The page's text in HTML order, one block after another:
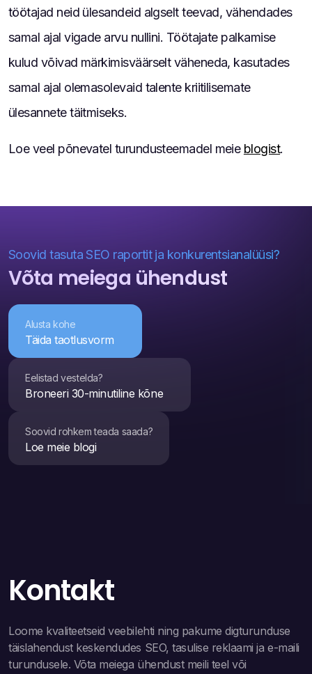
töötajad neid ülesandeid algselt teevad, vähendades
samal ajal vigade arvu nullini. Töötajate palkamise
kulud võivad märkimisväärselt väheneda, kasutades
samal ajal olemasolevaid talente kriitilisemate
ülesannete täitmiseks.
Loe veel põnevatel turundusteemadel meie blogist.
Soovid tasuta SEO raportit ja konkurentsianalüüsi?
Võta meiega ühendust
Alusta kohe
Täida taotlusvorm
Eelistad vestelda?
Broneeri 30-minutiline kõne
Soovid rohkem teada saada?
Loe meie blogi
Kontakt
Loome kvaliteetseid veebilehti ning pakume digturunduse
täislahendust keskendudes SEO, tasulise reklaami ja e-maili
turundusele. Võta meiega ühendust meili teel või